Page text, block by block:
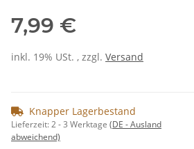
7,99 €
inkl. 19% USt. , zzgl. Versand
Knapper Lagerbestand
Lieferzeit:2 - 3 Werktage (DE - Ausland
abweichend)